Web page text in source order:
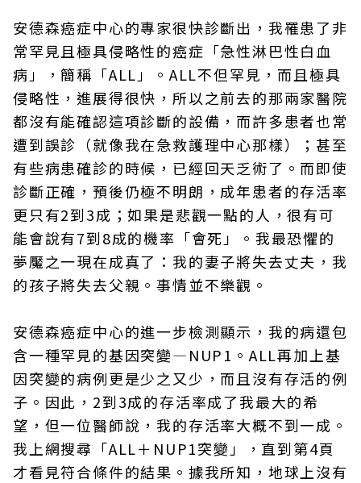
安德森癌症中心的專家很快診斷出，我罹患了非
常罕見且極具侵略性的癌症「急性淋巴性白血
病」，簡稱「ALL」。ALL不但罕見，而且極具
侵略性，進展得很快，所以之前去的那兩家醫院
都沒有能確認這項診斷的設備，而許多患者也常
遭到誤診（就像我在急救護理中心那樣）；甚至
有些病患確診的時候，已經回天乏術了。而即使
診斷正確，預後仍極不明朗，成年患者的存活率
更只有2到3成；如果是悲觀一點的人，很有可
能會說有7到8成的機率「會死」。我最恐懼的
夢魘之一現在成真了：我的妻子將失去丈夫，我
的孩子將失去父親。事情並不樂觀。
安德森癌症中心的進一步檢測顯示，我的病還包
含一種罕見的基因突變—NUP1。ALL再加上基
因突變的病例更是少之又少，而且沒有存活的例
子。因此，2到3成的存活率成了我最大的希
望，但一位醫師說，我的存活率大概不到一成。
我上網搜尋「ALL＋NUP1突變」，直到第4頁
才看見符合條件的結果。據我所知，地球上沒有